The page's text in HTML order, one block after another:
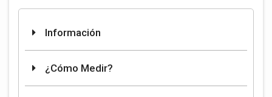
Información
¿Cómo Medir?